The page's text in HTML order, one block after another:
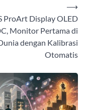
ProArt Display OLED
Monitor Pertama di
dengan Kalibrasi
Otomatis
⟶